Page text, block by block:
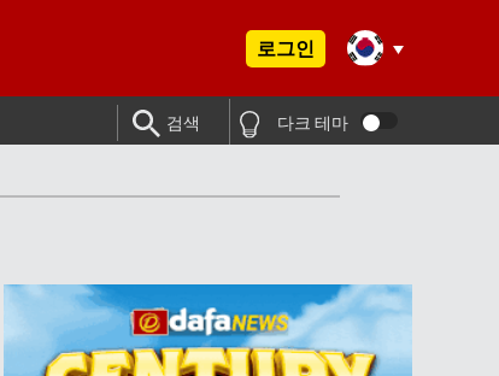
로그인
검색 다크 테마